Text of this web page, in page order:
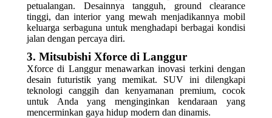
petualangan. Desainnya tangguh, ground clearance
tinggi, dan interior yang mewah menjadikannya mobil
keluarga serbaguna untuk menghadapi berbagai kondisi
jalan dengan percaya diri.
3. Mitsubishi Xforce di Langgur
Xforce di Langgur menawarkan inovasi terkini dengan
desain futuristik yang memikat. SUV ini dilengkapi
teknologi canggih dan kenyamanan premium, cocok
untuk Anda yang menginginkan kendaraan yang
mencerminkan gaya hidup modern dan dinamis.